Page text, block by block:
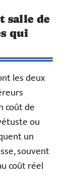
salle de
qui
les deux
coût de
ou
un
souvent
coût réel